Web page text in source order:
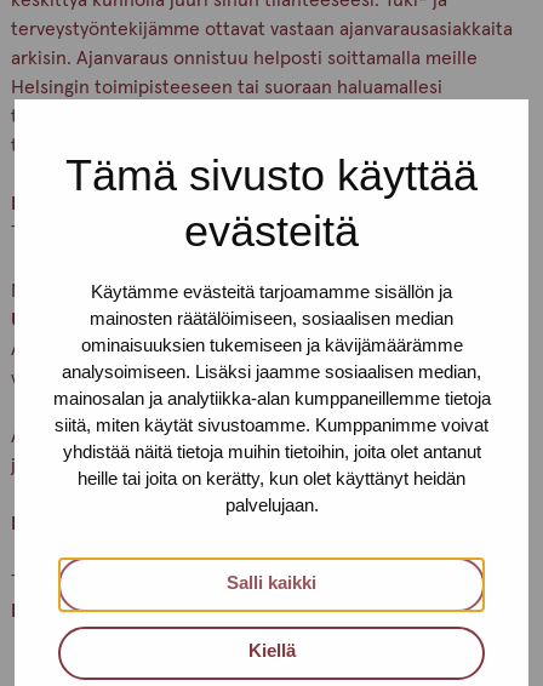
Tämä sivusto käyttää
evästeitä
Käytämme evästeitä tarjoamamme sisällön ja
mainosten räätälöimiseen, sosiaalisen median
ominaisuuksien tukemiseen ja kävijämäärämme
analysoimiseen. Lisäksi jaamme sosiaalisen median,
mainosalan ja analytiikka-alan kumppaneillemme tietoja
siitä, miten käytät sivustoamme. Kumppanimme voivat
yhdistää näitä tietoja muihin tietoihin, joita olet antanut
heille tai joita on kerätty, kun olet käyttänyt heidän
palvelujaan.
Salli kaikki
Kiellä
terveystyöntekijämme ottavat vastaan ajanvarausasiakkaita
arkisin. Ajanvaraus onnistuu helposti soittamalla meille
Helsingin toimipisteeseen tai suoraan haluamallesi
työntekijälle. Voit myös sopia ajanvarauksesta Drop in -
työntekijän kanssa.
Kaikki palvelumme ovat nimettömiä ja maksuttomia.
Tule rohkeasti sellaisena kuin olet!
Meidät löydät osoitteesta:
Urho Kekkosen katu 4–6 B, 5. kerros.
Alaoven summerissa lukeePro-tukipiste– paina nappia ja
vedä ovenkahvasta.
Asioithan meillä vain terveenä. Pidetään huolta itsestämme
ja toisistamme
Terveisin,
Helsingin Pro-tukipisteen porukka